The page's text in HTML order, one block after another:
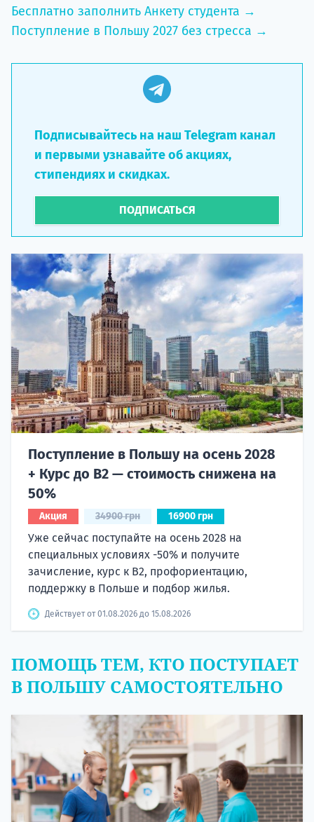
Бесплатно заполнить Анкету студента →
Поступление в Польшу 2027 без стресса →
Подписывайтесь на наш Telegram канал
и первыми узнавайте об акциях,
стипендиях и скидках.
ПОДПИСАТЬСЯ
Поступление в Польшу на осень 2028
+ Курс до B2 — стоимость снижена на
50%
Акция 34900 грн 16900 грн
Уже сейчас поступайте на осень 2028 на
специальных условиях -50% и получите
зачисление, курс к B2, профориентацию,
поддержку в Польше и подбор жилья.
Действует от 01.08.2026 до 15.08.2026
ПОМОЩЬ ТЕМ, КТО ПОСТУПАЕТ
В ПОЛЬШУ САМОСТОЯТЕЛЬНО